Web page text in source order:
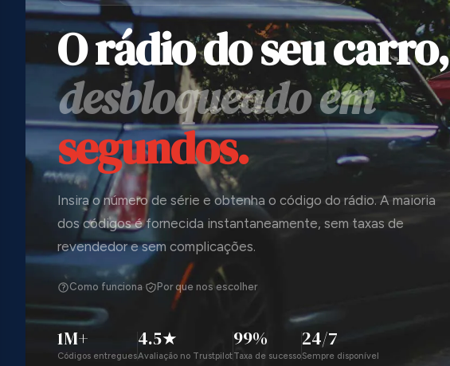
O rádio do seu carro,
desbloqueado em
segundos.
Insira o número de série e obtenha o código do rádio. A maioria
dos códigos é fornecida instantaneamente, sem taxas de
revendedor e sem complicações.
Como funciona· Por que nos escolher
1M+
Códigos entregues
4.5★
Avaliação no Trustpilot
99%
Taxa de sucesso
24/7
Sempre disponível